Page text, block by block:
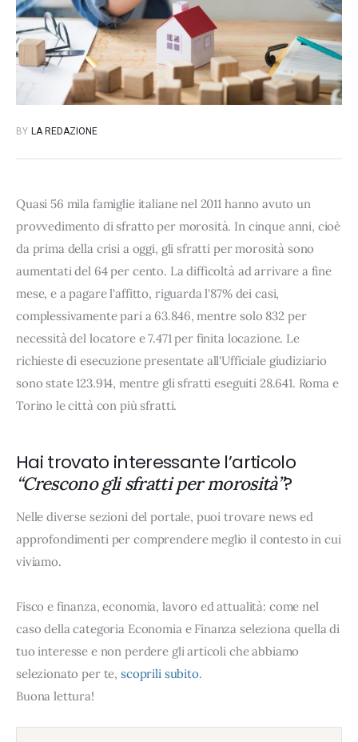
BY LA REDAZIONE
Quasi 56 mila famiglie italiane nel 2011 hanno avuto un
provvedimento di sfratto per morosità. In cinque anni, cioè
da prima della crisi a oggi, gli sfratti per morosità sono
aumentati del 64 per cento. La difficoltà ad arrivare a fine
mese, e a pagare l'affitto, riguarda l'87% dei casi,
complessivamente pari a 63.846, mentre solo 832 per
necessità del locatore e 7.471 per finita locazione. Le
richieste di esecuzione presentate all'Ufficiale giudiziario
sono state 123.914, mentre gli sfratti eseguiti 28.641. Roma e
Torino le città con più sfratti.
Hai trovato interessante l’articolo
“Crescono gli sfratti per morosità”?
Nelle diverse sezioni del portale, puoi trovare news ed
approfondimenti per comprendere meglio il contesto in cui
viviamo.
Fisco e finanza, economia, lavoro ed attualità: come nel
caso della categoria Economia e Finanza seleziona quella di
tuo interesse e non perdere gli articoli che abbiamo
selezionato per te, scoprili subito.
Buona lettura!